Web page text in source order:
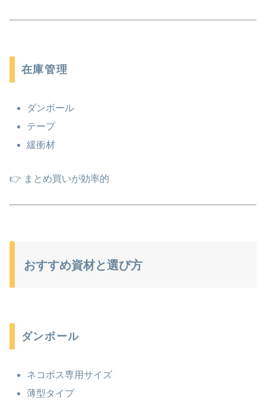
在庫管理
ダンボール
テープ
緩衝材
👉 まとめ買いが効率的
おすすめ資材と選び方
ダンボール
ネコポス専用サイズ
薄型タイプ